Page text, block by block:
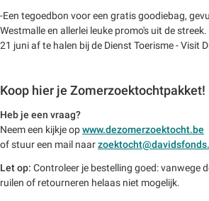
-Een tegoedbon voor een gratis goodiebag,
Westmalle en allerlei leuke promo's uit de
21 juni af te halen bij de Dienst Toerisme - Visit
Koop hier je Zomerzoektochtpakket!
Heb je een vraag?
Neem een kijkje opwww.dezomerzoektocht.be
of stuur een mail naar
Let op: Controleer je bestelling goed: vanwege
ruilen of retourneren helaas niet mogelijk.